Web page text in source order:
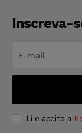
Inscreva-
Li e aceito a